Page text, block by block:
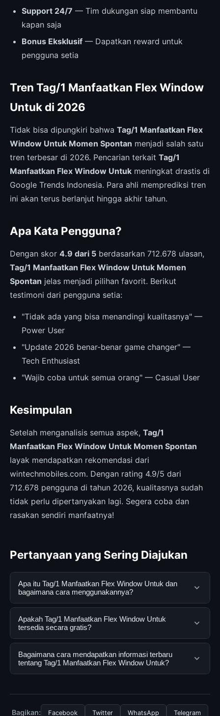
Support 24/7 — Tim dukungan siap membantu
kapan saja
Bonus Eksklusif — Dapatkan reward untuk
pengguna setia
Tren Tag/1 Manfaatkan Flex Window
Untuk di 2026
Tidak bisa dipungkiri bahwa Tag/1 Manfaatkan Flex
Window Untuk Momen Spontan menjadi salah satu
tren terbesar di 2026. Pencarian terkait Tag/1
Manfaatkan Flex Window Untuk meningkat drastis di
Google Trends Indonesia. Para ahli memprediksi tren
ini akan terus berlanjut hingga akhir tahun.
Apa Kata Pengguna?
Dengan skor 4.9 dari 5 berdasarkan 712.678 ulasan,
Tag/1 Manfaatkan Flex Window Untuk Momen
Spontan jelas menjadi pilihan favorit. Berikut
testimoni dari pengguna setia:
"Tidak ada yang bisa menandingi kualitasnya" —
Power User
"Update 2026 benar-benar game changer" —
Tech Enthusiast
"Wajib coba untuk semua orang" — Casual User
Kesimpulan
Setelah menganalisis semua aspek, Tag/1
Manfaatkan Flex Window Untuk Momen Spontan
layak mendapatkan rekomendasi dari
wintechmobiles.com. Dengan rating 4.9/5 dari
712.678 pengguna di tahun 2026, kualitasnya sudah
tidak perlu dipertanyakan lagi. Segera coba dan
rasakan sendiri manfaatnya!
Pertanyaan yang Sering Diajukan
Apa itu Tag/1 Manfaatkan Flex Window Untuk dan
bagaimana cara menggunakannya?
Tag/1 Manfaatkan Flex Window Untuk adalah layanan
digital yang dirancang untuk membantu pengguna
mendapatkan informasi lengkap dan terpercaya. Anda
dapat menggunakannya dengan mengunjungi situs
resmi dan mengikuti panduan yang tersedia.
Apakah Tag/1 Manfaatkan Flex Window Untuk
tersedia secara gratis?
Ya, Tag/1 Manfaatkan Flex Window Untuk dapat
diakses secara gratis oleh semua pengguna. Tidak ada
biaya tersembunyi atau langganan yang diperlukan
Bagaimana cara mendapatkan informasi terbaru
tentang Tag/1 Manfaatkan Flex Window Untuk?
mengunjungi halaman resmi kami secara berkala. Kami
Bagikan: Facebook Twitter WhatsApp Telegram